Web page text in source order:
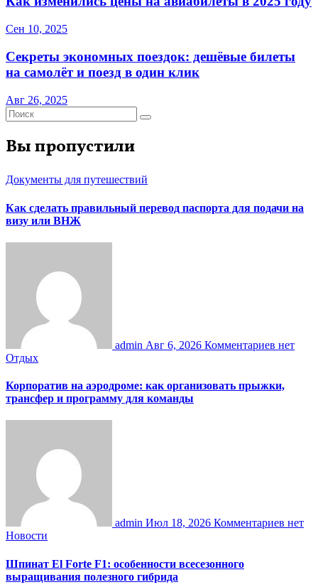
Сен 10, 2025
Секреты экономных поездок: дешёвые билеты
на самолёт и поезд в один клик
Авг 26, 2025
Вы пропустили
Документы для путешествий
Как сделать правильный перевод паспорта для подачи на
визу или ВНЖ
admin Авг 6, 2026 Комментариев нет
Отдых
Корпоратив на аэродроме: как организовать прыжки,
трансфер и программу для команды
admin Июл 18, 2026 Комментариев нет
Новости
Шпинат El Forte F1: особенности всесезонного
выращивания полезного гибрида